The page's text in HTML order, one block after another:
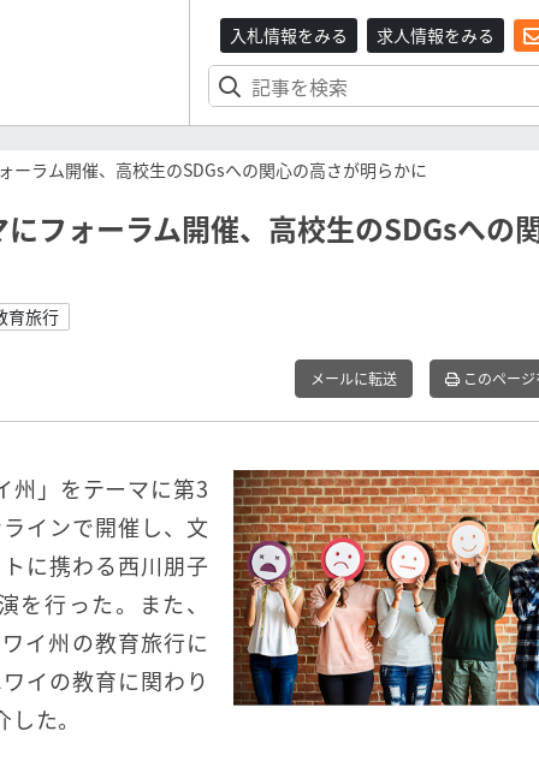
入札情報をみる 求人情報をみる
ーラム開催、高校生のSDGsへの関心の高さが明らかに
フォーラム開催、高校生のSDGsへの
育旅行
メールに転送 このペー
州」をテーマに第3
インで開催し、文
に携わる西川朋子
行った。また、
イ州の教育旅行に
イの教育に関わり
た。